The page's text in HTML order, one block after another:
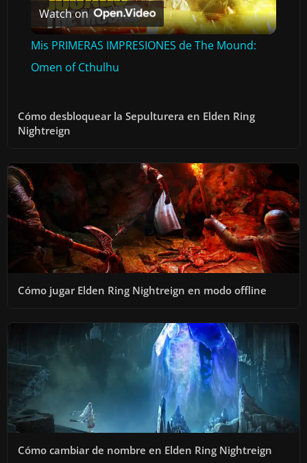
L
Y
I
D
E
Watch on
Mis PRIMERAS IMPRESIONES de The Mound:
Omen of Cthulhu
Cómo desbloquear la Sepulturera en Elden Ring
Nightreign
Cómo jugar Elden Ring Nightreign en modo offline
Cómo cambiar de nombre en Elden Ring Nightreign